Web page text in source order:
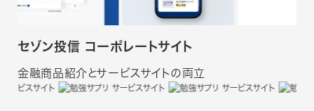
セゾン投信 コーポレートサイト
金融商品紹介とサービスサイトの両立